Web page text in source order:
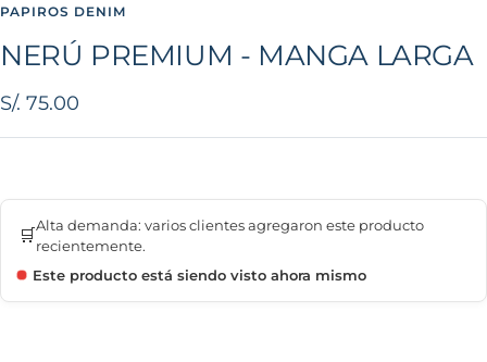
PAPIROS DENIM
NERÚ PREMIUM - MANGA LARGA
Precio
de
S/. 75.00
🛒Alta demanda: varios clientes agregaron este producto
recientemente.
Este producto está siendo visto ahora mismo